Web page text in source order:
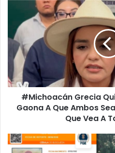
#Michoacán
Quiroz
Reta
Diputado
Gaona
A
Que
Ambos
Sean
Que
Vea
#Michoacán Grecia
Gaona A Que Ambos
Que Vea A
#Michoacán
Bloquean